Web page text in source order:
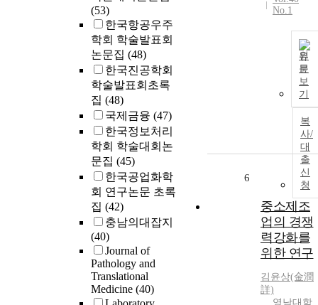
(53)
한국항공우주
학회 학술발표회
논문집 (48)
한국진공학회
학술발표회초록
집 (48)
국제금융 (47)
한국정보처리
학회 학술대회논
문집 (45)
한국공업화학
회 연구논문 초록
집 (42)
충남의대잡지
(40)
Journal of
Pathology and
Translational
Medicine (40)
No.1
원
문
보
기
복
사/
대
출
신
청
6
중소제조
업의 경쟁
력강화를
위한 연구
김윤상(金潤
詳)
영남대학